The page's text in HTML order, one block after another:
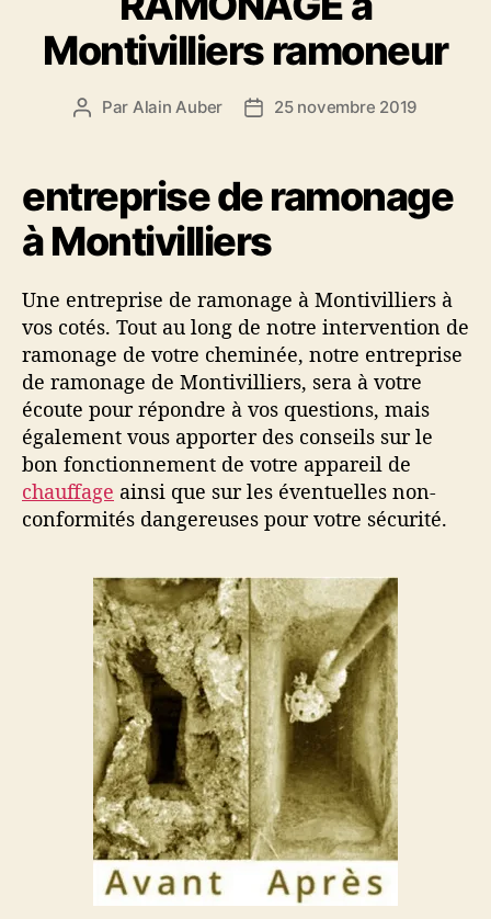
D
E
R
A
M
A
G
E
H
A
V
R
E
o
r
i
e
s
Montivilliers ramoneur
A
u
r
d
l
’
a
i
c
l
e
Par Alain Auber
D
d
l
a
r
t
i
l
e
25 novembre 2019
entreprise de ramonage
à Montivilliers
Une entreprise de ramonage à Montivilliers à
vos cotés. Tout au long de notre intervention de
ramonage de votre cheminée, notre entreprise
de ramonage de Montivilliers, sera à votre
écoute pour répondre à vos questions, mais
également vous apporter des conseils sur le
bon fonctionnement de votre appareil de
chauffage ainsi que sur les éventuelles non-
conformités dangereuses pour votre sécurité.